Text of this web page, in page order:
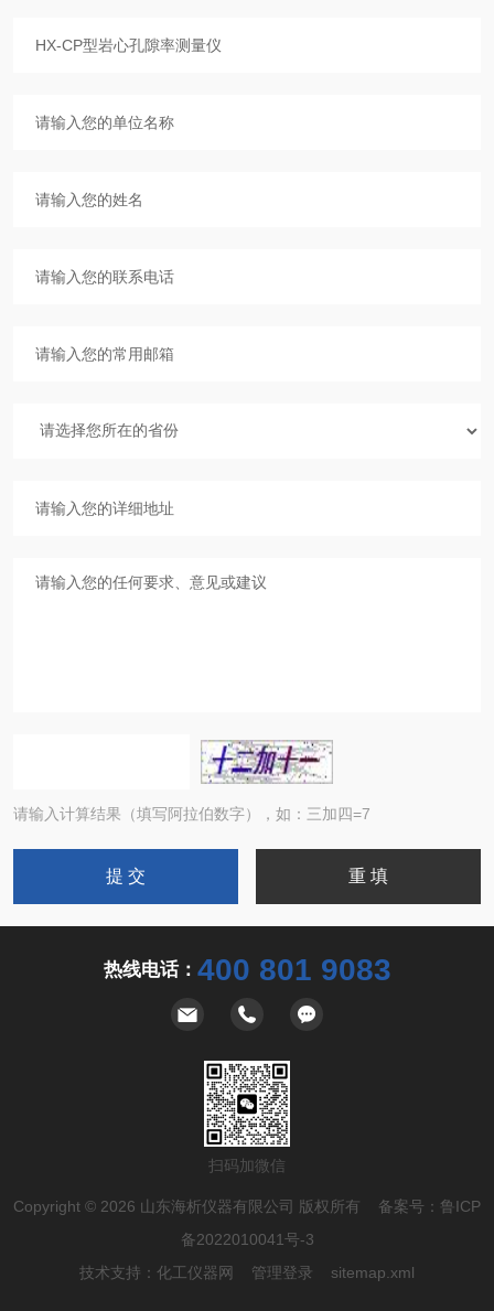
请输入计算结果（填写阿拉伯数字），如：三加四=7
热线电话： 400 801 9083
扫码加微信
Copyright © 2026 山东海析仪器有限公司 版权所有 备案号： 鲁ICP
备2022010041号-3
技术支持： 化工仪器网 管理登录 sitemap.xml